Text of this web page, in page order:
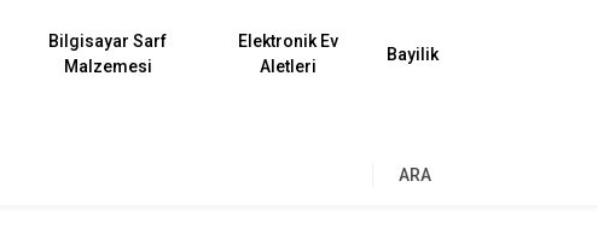
Bilgisayar Sarf
Malzemesi
Elektronik Ev
Aletleri
Bayilik
ARA